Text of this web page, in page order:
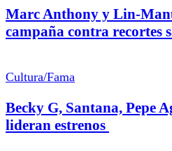
Marc Anthony y Lin-
campaña contra recortes
Cultura/Fama
Becky G, Santana, Pepe
lideran estrenos